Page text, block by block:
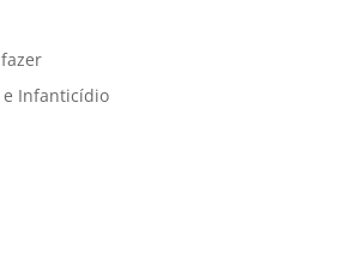
e Infanticídio